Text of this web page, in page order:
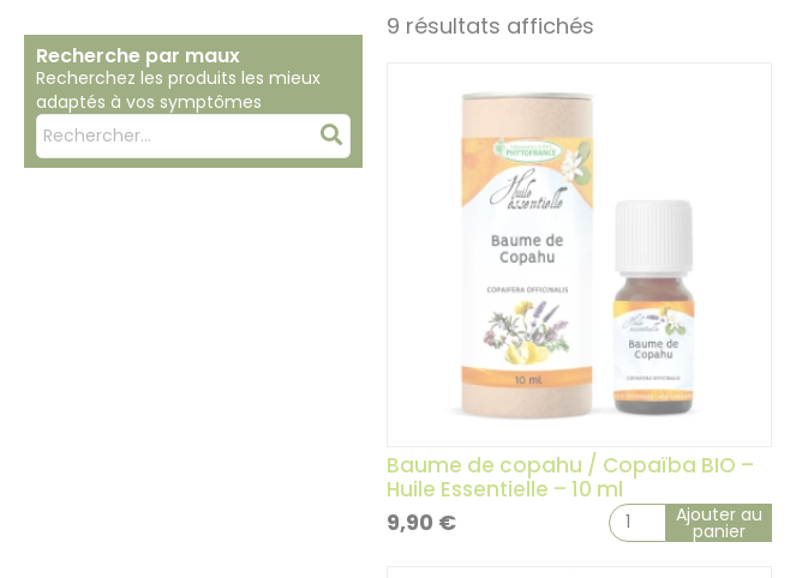
Recherche par maux
Recherchez les produits les mieux
adaptés à vos symptômes
Mots
clés
Rechercher
9 résultats affichés
Baume de copahu / Copaïba BIO –
Huile Essentielle – 10 ml
9,90 € Ajouter au
panier